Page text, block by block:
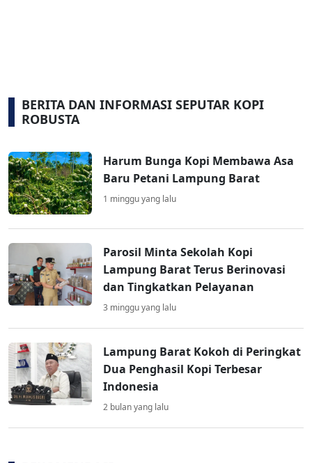
BERITA DAN INFORMASI SEPUTAR KOPI
ROBUSTA
Harum Bunga Kopi Membawa Asa
Baru Petani Lampung Barat
1 minggu yang lalu
Parosil Minta Sekolah Kopi
Lampung Barat Terus Berinovasi
dan Tingkatkan Pelayanan
3 minggu yang lalu
Lampung Barat Kokoh di Peringkat
Dua Penghasil Kopi Terbesar
Indonesia
2 bulan yang lalu